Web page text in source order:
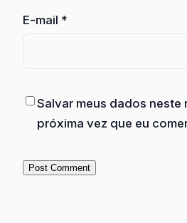
E-mail *
Salvar meus dados neste
próxima vez que eu